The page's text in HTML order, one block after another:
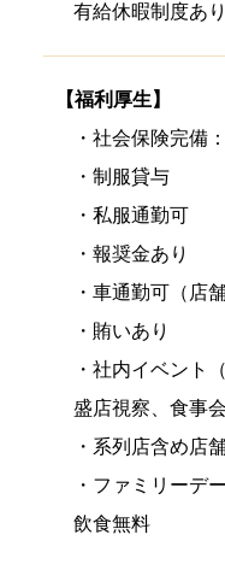
有給休暇制度あり
【福利厚生】
・社会保険完備
・制服貸与
・私服通勤可
・報奨金あり
・車通勤可（店
・賄いあり
・社内イベント
盛店視察、食事
・系列店含め店
・ファミリー
飲食無料